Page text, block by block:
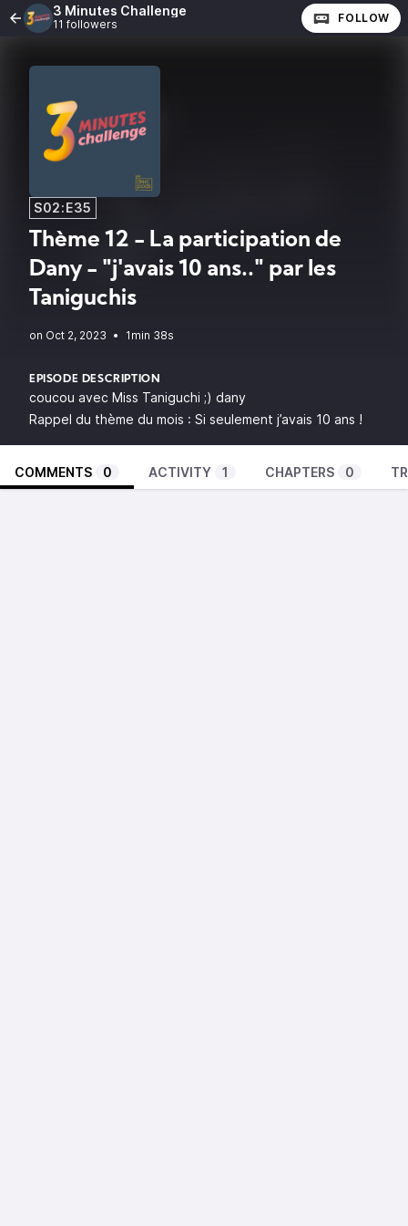
3 Minutes Challenge
11 followers FOLLOW
S02:E35
Thème 12 - La participation de
Dany - "j'avais 10 ans.." par les
Taniguchis
• 1min 38s
EPISODE DESCRIPTION
coucou avec Miss Taniguchi ;) dany
Rappel du thème du mois : Si seulement j’avais 10 ans !
COMMENTS 0 ACTIVITY 1 CHAPTERS 0